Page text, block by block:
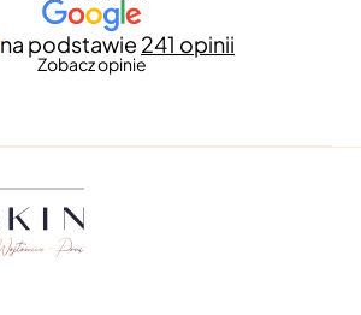
na podstawie 241 opinii
Zobacz opinie